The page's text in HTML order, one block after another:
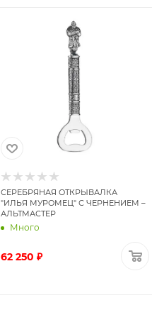
СЕРЕБРЯНАЯ ОТКРЫВАЛКА
"ИЛЬЯ МУРОМЕЦ" С ЧЕРНЕНИЕМ –
АЛЬТМАСТЕР
Много
62 250 ₽